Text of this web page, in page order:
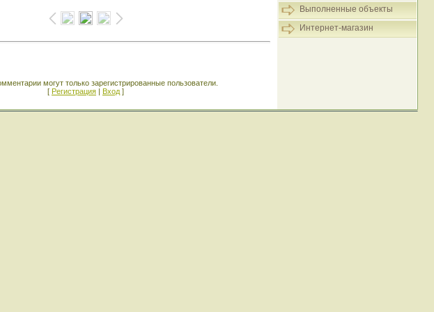
могут только зарегистрированные пользователи.
[ Регистрация | Вход ]
Выполненные объекты
Интернет-магазин